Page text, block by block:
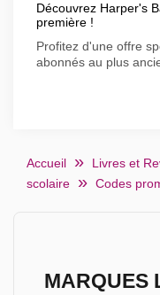
Découvrez Harper's
première !
Profitez d'une offre
abonnés au plus
Accueil Livres et
scolaire
Codes
MARQUES